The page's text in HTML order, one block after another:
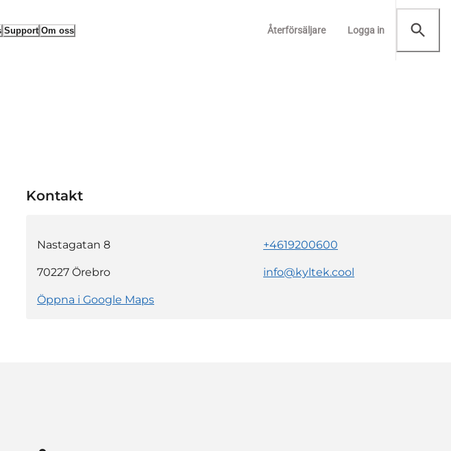
Support Om oss Återförsäljare Logga in
Kontakt
Nastagatan 8
70227 Örebro
Öppna i Google Maps
+4619200600
info@kyltek.cool